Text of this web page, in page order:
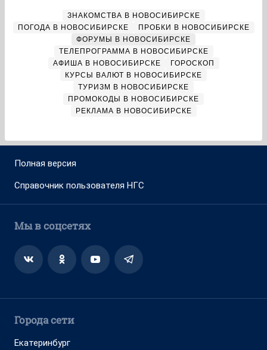
ЗНАКОМСТВА В НОВОСИБИРСКЕ
ПОГОДА В НОВОСИБИРСКЕ
ПРОБКИ В НОВОСИБИРСКЕ
ФОРУМЫ В НОВОСИБИРСКЕ
ТЕЛЕПРОГРАММА В НОВОСИБИРСКЕ
АФИША В НОВОСИБИРСКЕ
ГОРОСКОП
КУРСЫ ВАЛЮТ В НОВОСИБИРСКЕ
ТУРИЗМ В НОВОСИБИРСКЕ
ПРОМОКОДЫ В НОВОСИБИРСКЕ
РЕКЛАМА В НОВОСИБИРСКЕ
Полная версия
Справочник пользователя НГС
Мы в соцсетях
Города сети
Екатеринбург